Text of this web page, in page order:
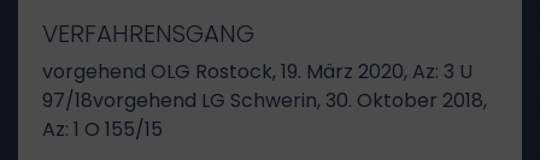
VERFAHRENSGANG
vorgehend OLG Rostock, 19. März 2020, Az: 3 U
97/18vorgehend LG Schwerin, 30. Oktober 2018,
Az: 1 O 155/15